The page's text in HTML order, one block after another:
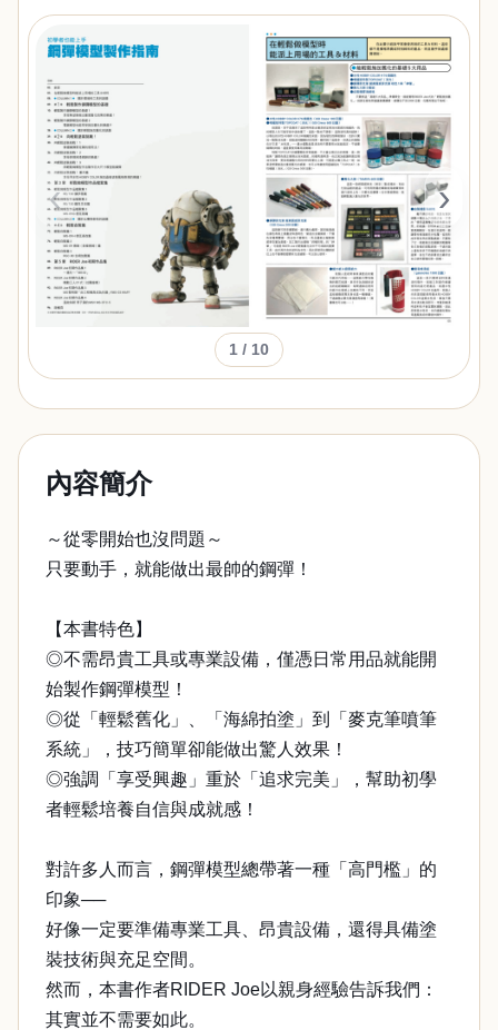
‹ ›
1 / 10
內容簡介
～從零開始也沒問題～
只要動手，就能做出最帥的鋼彈！
【本書特色】
◎不需昂貴工具或專業設備，僅憑日常用品就能開
始製作鋼彈模型！
◎從「輕鬆舊化」、「海綿拍塗」到「麥克筆噴筆
系統」，技巧簡單卻能做出驚人效果！
◎強調「享受興趣」重於「追求完美」，幫助初學
者輕鬆培養自信與成就感！
對許多人而言，鋼彈模型總帶著一種「高門檻」的
印象──
好像一定要準備專業工具、昂貴設備，還得具備塗
裝技術與充足空間。
然而，本書作者RIDER Joe以親身經驗告訴我們：
其實並不需要如此。